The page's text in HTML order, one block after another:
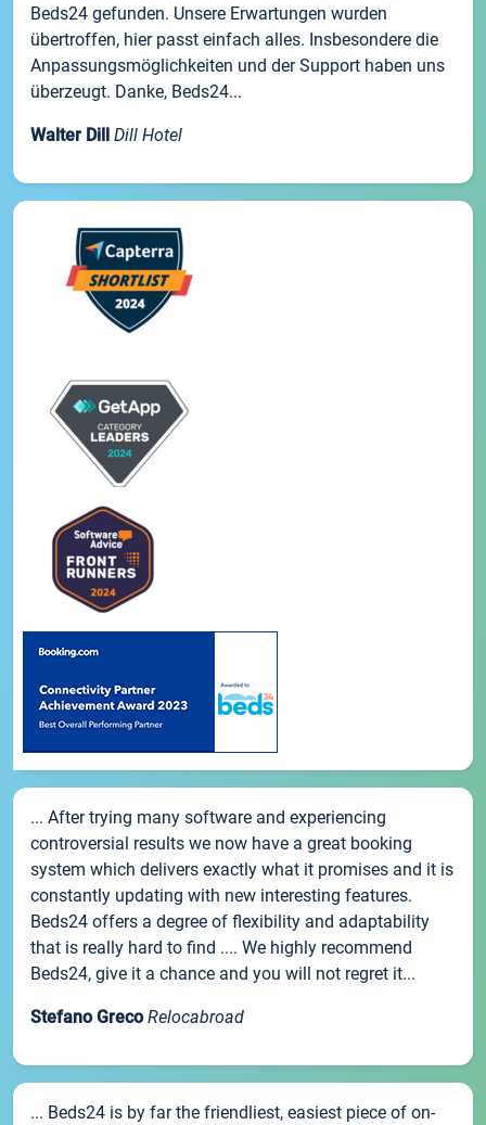
Beds24 gefunden. Unsere Erwartungen wurden
übertroffen, hier passt einfach alles. Insbesondere die
Anpassungsmöglichkeiten und der Support haben uns
überzeugt. Danke, Beds24...
Walter Dill Dill Hotel
... After trying many software and experiencing
controversial results we now have a great booking
system which delivers exactly what it promises and it is
constantly updating with new interesting features.
Beds24 offers a degree of flexibility and adaptability
that is really hard to find .... We highly recommend
Beds24, give it a chance and you will not regret it...
Stefano Greco Relocabroad
... Beds24 is by far the friendliest, easiest piece of on-